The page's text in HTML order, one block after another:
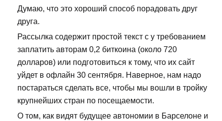
Думаю, что это хороший способ порадовать друг
друга.
Рассылка содержит простой текст с у требованием
заплатить авторам 0,2 биткоина (около 720
долларов) или подготовиться к тому, что их сайт
уйдет в офлайн 30 сентября. Наверное, нам надо
постараться сделать все, чтобы мы вошли в тройку
крупнейших стран по посещаемости.
О том, как видят будущее автономии в Барселоне и